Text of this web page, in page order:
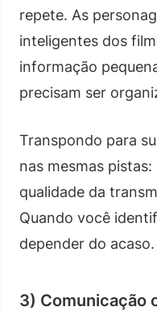
repete. As
inteligentes dos
informação
precisam ser
Transpondo para
nas mesmas
qualidade da
Quando você
depender do acaso.
3) Comunicação